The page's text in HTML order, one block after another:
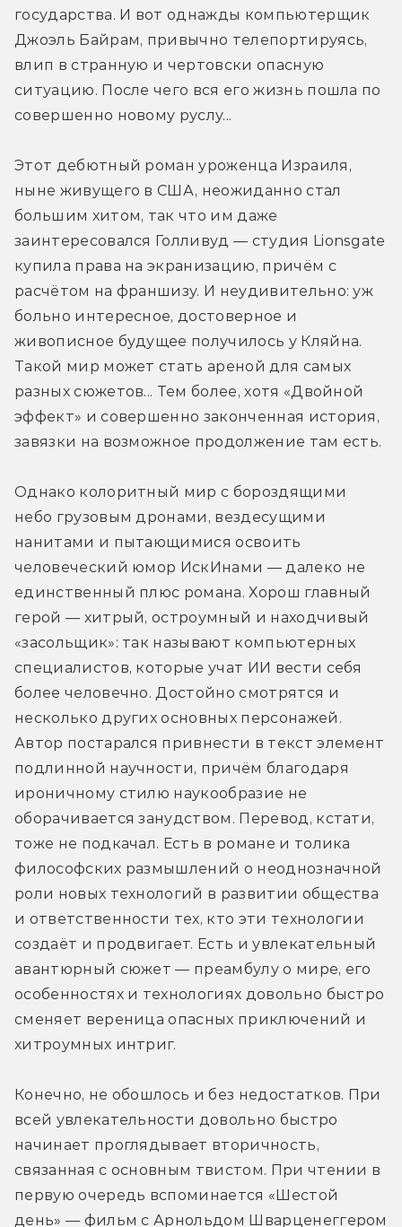
государства. И вот однажды компьютерщик
Джоэль Байрам, привычно телепортируясь,
влип в странную и чертовски опасную
ситуацию. После чего вся его жизнь пошла по
совершенно новому руслу...
Этот дебютный роман уроженца Израиля,
ныне живущего в США, неожиданно стал
большим хитом, так что им даже
заинтересовался Голливуд — студия Lionsgate
купила права на экранизацию, причём с
расчётом на франшизу. И неудивительно: уж
больно интересное, достоверное и
живописное будущее получилось у Кляйна.
Такой мир может стать ареной для самых
разных сюжетов... Тем более, хотя «Двойной
эффект» и совершенно законченная история,
завязки на возможное продолжение там есть.
Однако колоритный мир с бороздящими
небо грузовым дронами, вездесущими
нанитами и пытающимися освоить
человеческий юмор ИскИнами — далеко не
единственный плюс романа. Хорош главный
герой — хитрый, остроумный и находчивый
«засольщик»: так называют компьютерных
специалистов, которые учат ИИ вести себя
более человечно. Достойно смотрятся и
несколько других основных персонажей.
Автор постарался привнести в текст элемент
подлинной научности, причём благодаря
ироничному стилю наукообразие не
оборачивается занудством. Перевод, кстати,
тоже не подкачал. Есть в романе и толика
философских размышлений о неоднозначной
роли новых технологий в развитии общества
и ответственности тех, кто эти технологии
создаёт и продвигает. Есть и увлекательный
авантюрный сюжет — преамбулу о мире, его
особенностях и технологиях довольно быстро
сменяет вереница опасных приключений и
хитроумных интриг.
Конечно, не обошлось и без недостатков. При
всей увлекательности довольно быстро
начинает проглядывает вторичность,
связанная с основным твистом. При чтении в
первую очередь вспоминается «Шестой
день» — фильм с Арнольдом Шварценеггером